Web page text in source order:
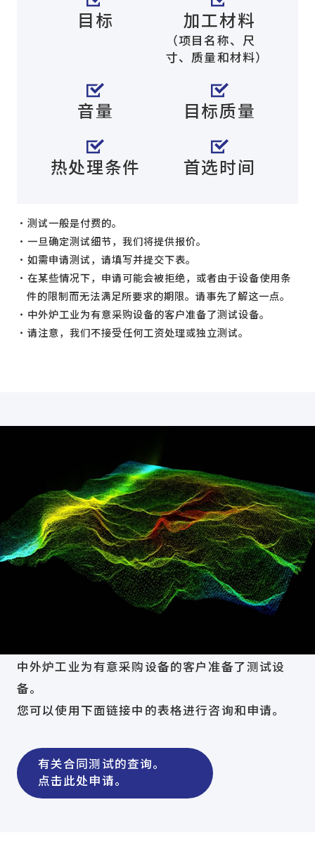
目标 加工材料
（项目名称、尺
寸、质量和材料）
音量 目标质量
热处理条件 首选时间
测试一般是付费的。
一旦确定测试细节，我们将提供报价。
如需申请测试，请填写并提交下表。
在某些情况下，申请可能会被拒绝，或者由于设备使用条
件的限制而无法满足所要求的期限。请事先了解这一点。
中外炉工业为有意采购设备的客户准备了测试设备。
请注意，我们不接受任何工资处理或独立测试。
中外炉工业为有意采购设备的客户准备了测试设
备。
您可以使用下面链接中的表格进行咨询和申请。
有关合同测试的查询。
点击此处申请。